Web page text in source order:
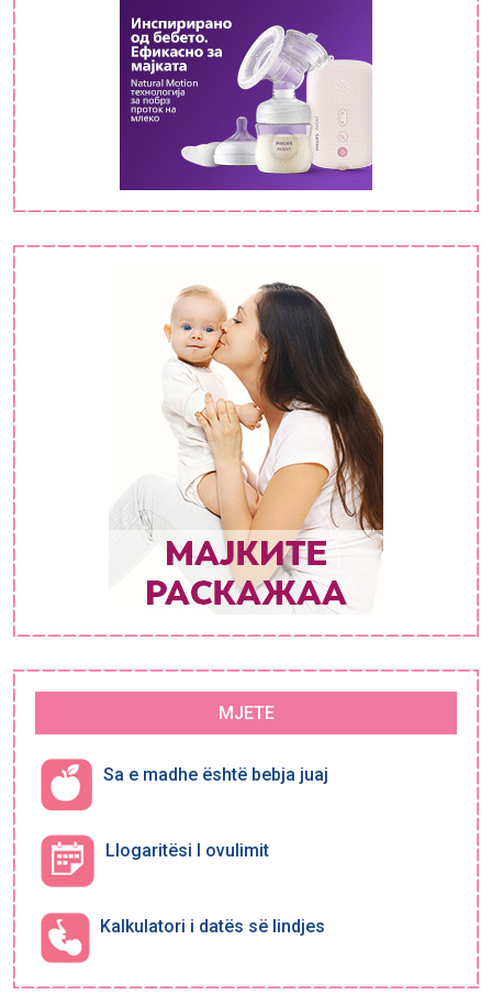
MJETE
Sa e madhe është bebja juaj
Llogaritësi I ovulimit
Kalkulatori i datës së lindjes